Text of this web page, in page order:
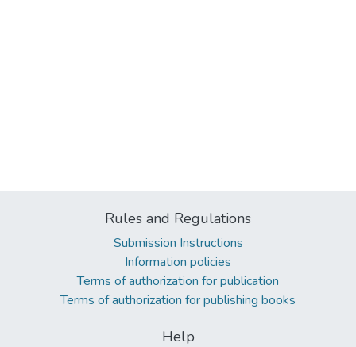
Rules and Regulations
Submission Instructions
Information policies
Terms of authorization for publication
Terms of authorization for publishing books
Help